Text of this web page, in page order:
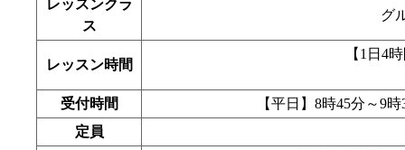
レッスンクラ
ス
グ
レッスン時間
【1日4
受付時間
【平日】8時45分～9
定員